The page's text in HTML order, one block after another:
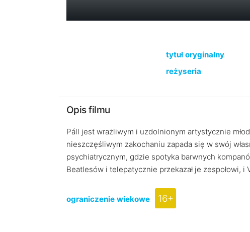
tytuł oryginalny
reżyseria
Opis filmu
Páll jest wrażliwym i uzdolnionym artystycznie
nieszczęśliwym zakochaniu zapada się w swój
psychiatrycznym, gdzie spotyka barwnych
Beatlesów i telepatycznie przekazał je zespołowi,
ograniczenie wiekowe 16+